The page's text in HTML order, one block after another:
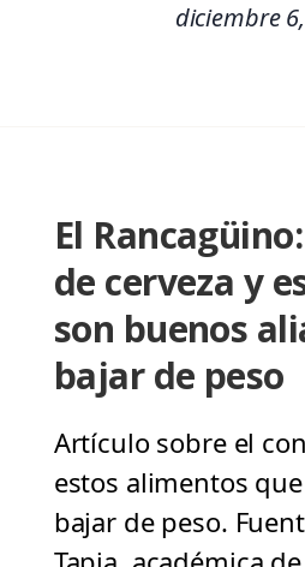
diciembre
El
de cerveza y
son buenos
bajar de peso
Artículo sobre el
estos alimentos
bajar de peso.